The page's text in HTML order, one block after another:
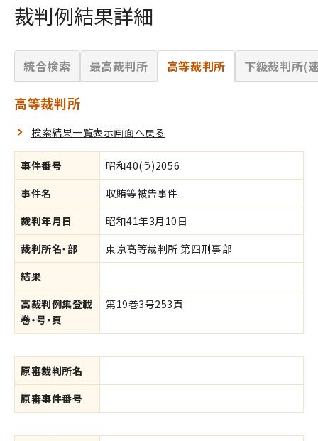
裁判例結果詳細
統合検索 最高裁判所 高等裁判所 下級裁判所(
高等裁判所
検索結果一覧表示画面へ戻る
事件番号
昭和40(う)2056
事件名
収賄等被告事件
裁判年月日
昭和41年3月10日
裁判所名・部
東京高等裁判所 第四刑事部
結果
高裁判例集登載
巻・号・頁
第19巻3号253頁
原審裁判所名
原審事件番号